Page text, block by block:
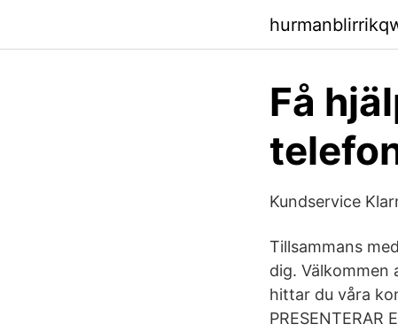
Få
Kundservice
Tillsammans
dig.
hittar du våra